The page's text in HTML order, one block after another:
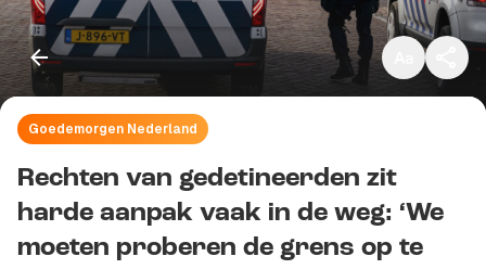
Goedemorgen Nederland
Rechten van gedetineerden zit
harde aanpak vaak in de weg: ‘We
moeten proberen de grens op te